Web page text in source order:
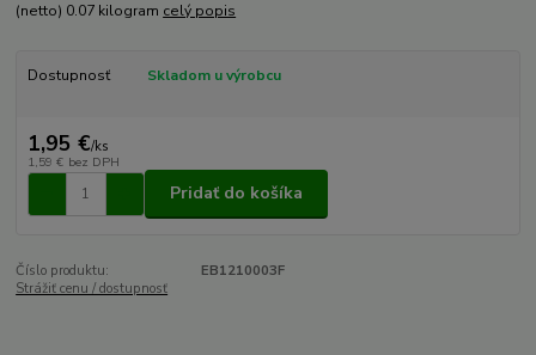
(netto) 0.07 kilogram celý popis
Dostupnosť Skladom u výrobcu
1,95 €/ks
1,59 € bez DPH
Pridať do košíka
Číslo produktu:
EB1210003F
Strážiť cenu / dostupnosť